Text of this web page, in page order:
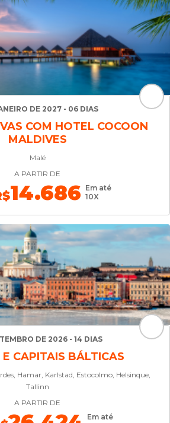
DE 2027 - 06 DIAS
COM HOTEL COCOON
MALDIVES
Malé
A PARTIR DE
14.686 Em até
10X
DE 2026 - 14 DIAS
E CAPITAIS BÁLTICAS
Hamar, Karlstad, Estocolmo, Helsinque,
Tallinn
A PARTIR DE
Em até